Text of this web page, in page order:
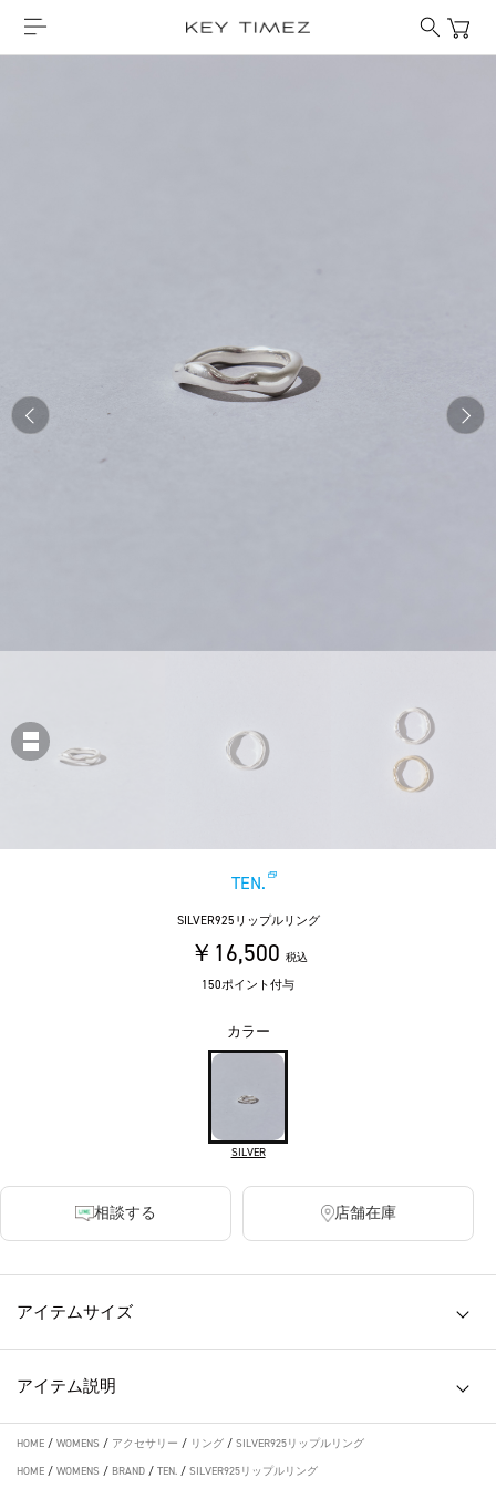
TEN.
SILVER925リップルリング
￥16,500 税込
150ポイント付与
カラー
SILVER
相談する 店舗在庫
アイテムサイズ
アイテム説明
HOME / WOMENS / アクセサリー / リング / SILVER925リップルリング
HOME / WOMENS / BRAND / TEN. / SILVER925リップルリング